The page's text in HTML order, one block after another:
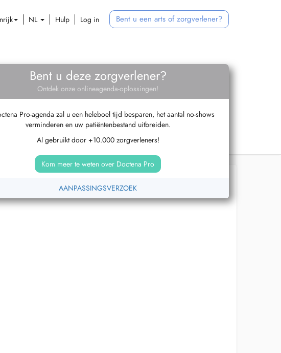
NL Hulp Log in Bent u een arts of zorgverlener?
Bent u deze zorgverlener?
Ontdek onze onlineagenda-oplossingen!
Pro-agenda zal u een heleboel tijd besparen, het aantal no-shows
verminderen en uw patiëntenbestand uitbreiden.
Al gebruikt door +10.000 zorgverleners!
Kom meer te weten over Doctena Pro
AANPASSINGSVERZOEK